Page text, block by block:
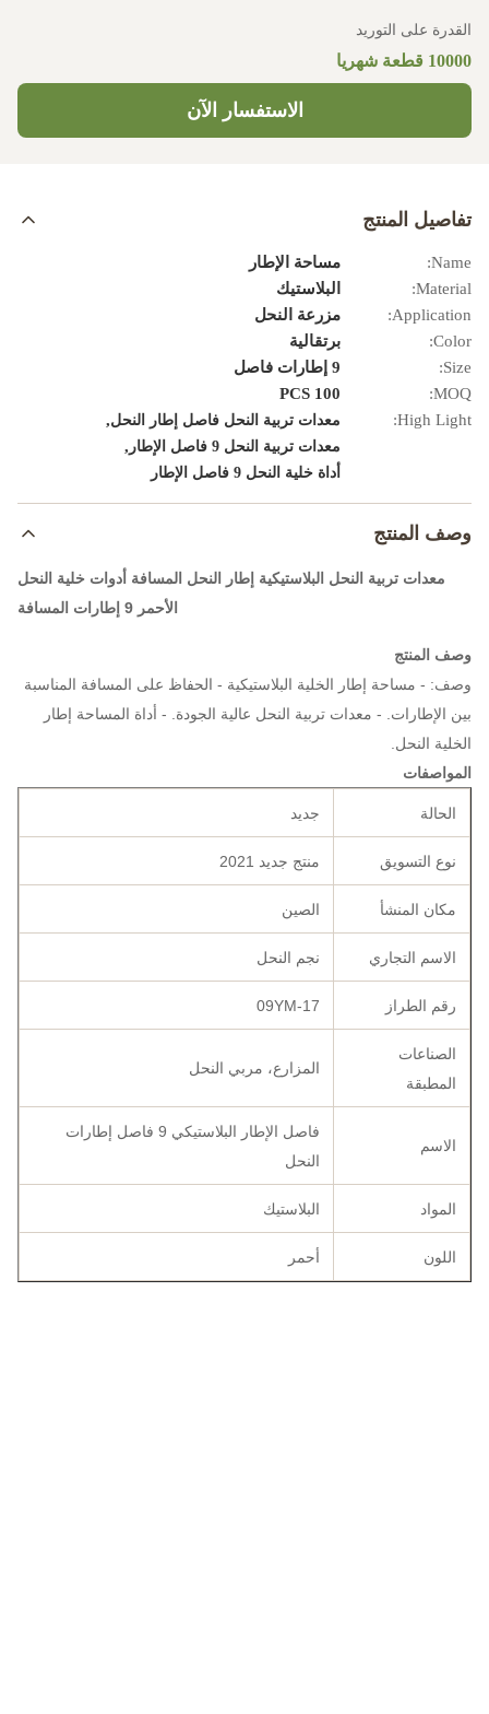
القدرة على التوريد
10000 قطعة شهريا
الاستفسار الآن
تفاصيل المنتج
Name:
مساحة الإطار
Material:
البلاستيك
Application:
مزرعة النحل
Color:
برتقالية
Size:
9 إطارات فاصل
MOQ:
100 PCS
High Light:
معدات تربية النحل فاصل إطار النحل,
معدات تربية النحل 9 فاصل الإطار ,
أداة خلية النحل 9 فاصل الإطار
وصف المنتج
معدات تربية النحل البلاستيكية إطار النحل المسافة أدوات خلية النحل
الأحمر 9 إطارات المسافة
وصف المنتج
وصف: - مساحة إطار الخلية البلاستيكية - الحفاظ على المسافة المناسبة
بين الإطارات. - معدات تربية النحل عالية الجودة. - أداة المساحة إطار
الخلية النحل.
المواصفات
الحالة جديد
نوع التسويق منتج جديد 2021
مكان المنشأ الصين
الاسم التجاري نجم النحل
رقم الطراز 09YM-17
الصناعات
المطبقة
المزارع، مربي النحل
الاسم
فاصل الإطار البلاستيكي 9 فاصل إطارات
النحل
المواد البلاستيك
اللون أحمر